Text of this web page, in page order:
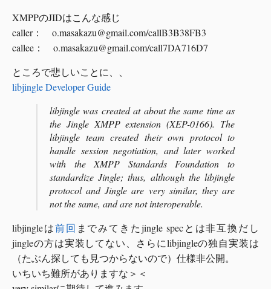
XMPPのJIDはこんな感じ
caller： o.masakazu@gmail.com/callB3B38FB3
callee： o.masakazu@gmail.com/call7DA716D7
ところで悲しいことに、、
libjingle Developer Guide
libjingle was created at about the same time as
the Jingle XMPP extension (XEP-0166). The
libjingle team created their own protocol to
handle session negotiation, and later worked
with the XMPP Standards Foundation to
standardize Jingle; thus, although the libjingle
protocol and Jingle are very similar, they are
not the same, and are not interoperable.
libjingleは前回 までみてきたjingle specとは非互換だし
jingleの方は実装してない、さらにlibjingleの独自実装は
（たぶん探しても見つからないので）仕様非公開。
いちいち難所がありますな＞＜